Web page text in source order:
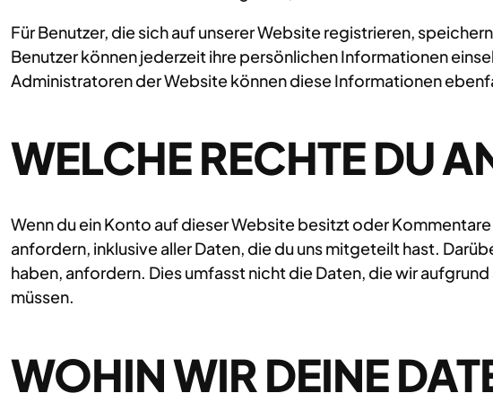
Für Benutzer, die sich auf unserer Website registrieren,
Benutzer können jederzeit ihre persönlichen Informationen
Administratoren der Website können diese Informationen
WELCHE RECHTE DU
Wenn du ein Konto auf dieser Website besitzt oder
anfordern, inklusive aller Daten, die du uns mitgeteilt hast.
haben, anfordern. Dies umfasst nicht die Daten, die wir
müssen.
WOHIN WIR DEINE